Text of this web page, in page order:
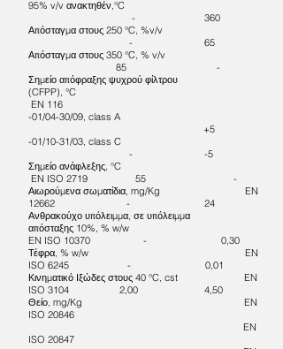
95% v/v ανακτηθέν,°C
- 360
Απόσταγμα στους 250 °C, %v/v
- 65
Απόσταγμα στους 350 °C, % v/v
85 -
Σημείο απόφραξης ψυχρού φίλτρου
(CFPP), °C
EN 116
-01/04-30/09, class A
+5
-01/10-31/03, class C
- -5
Σημείο ανάφλεξης, °C
EN ISO 2719 55 -
Αιωρούμενα σωματίδια, mg/Kg EN
12662 - 24
Ανθρακούχο υπόλειμμα, σε υπόλειμμα
απόσταξης 10%, % w/w
EN ISO 10370 - 0,30
Τέφρα, % w/w EN
ISO 6245 - 0,01
Κινηματικό Ιξώδες στους 40 °C, cst EN
ISO 3104 2,00 4,50
Θείο, mg/Kg EN
ISO 20846
EN
ISO 20847